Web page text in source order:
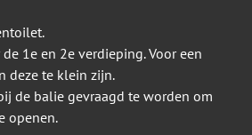
1e en 2e verdieping. Voor een
deze te klein zijn.
de balie gevraagd te worden om
openen.